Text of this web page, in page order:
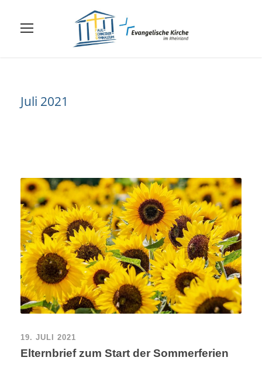
Juli 2021
19. JULI 2021
Elternbrief zum Start der Sommerferien